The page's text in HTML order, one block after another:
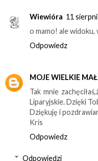
Wiewióra 11
o mamo! ale widoku,
Odpowiedz
MOJE WIELKIE
Tak mnie
Liparyjskie. Dzięki
Dziękuję i
Kris
Odpowiedz
Odpowiedzi